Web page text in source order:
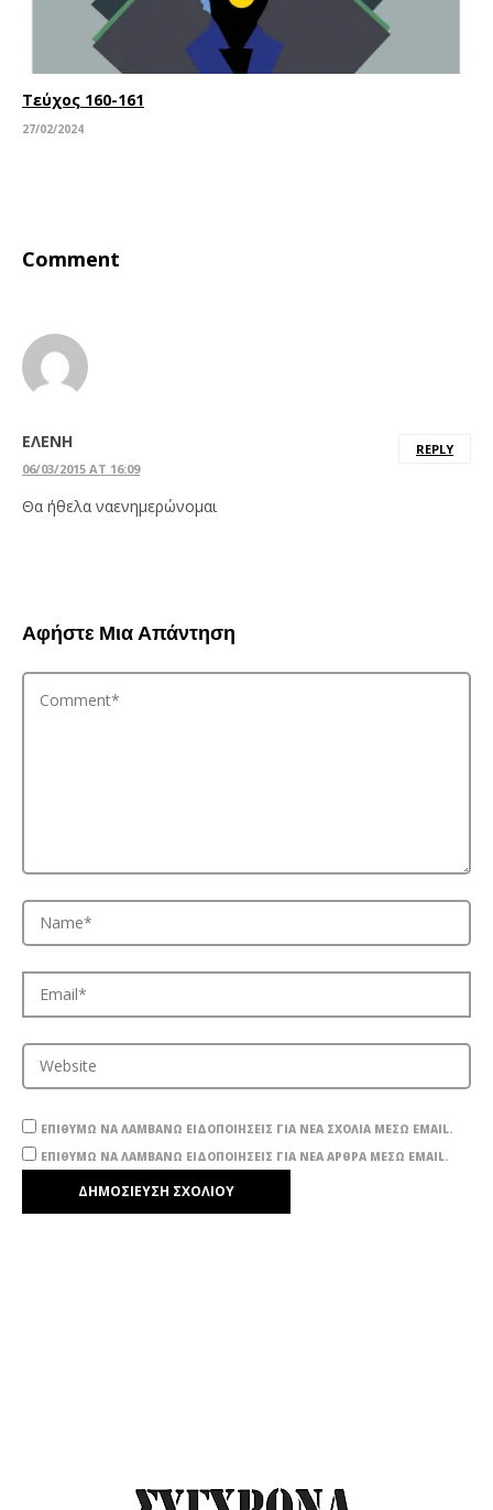
Τεύχος 160-161
27/02/2024
Comment
ΕΛΕΝΗ
REPLY
06/03/2015 AT 16:09
Θα ήθελα ναενημερώνομαι
Αφήστε Μια Απάντηση
ΕΠΙΘΥΜΏ ΝΑ ΛΑΜΒΆΝΩ ΕΙΔΟΠΟΙΉΣΕΙΣ ΓΙΑ ΝΈΑ ΣΧΌΛΙΑ ΜΈΣΩ EMAIL.
ΕΠΙΘΥΜΏ ΝΑ ΛΑΜΒΆΝΩ ΕΙΔΟΠΟΙΉΣΕΙΣ ΓΙΑ ΝΈΑ ΆΡΘΡΑ ΜΈΣΩ EMAIL.